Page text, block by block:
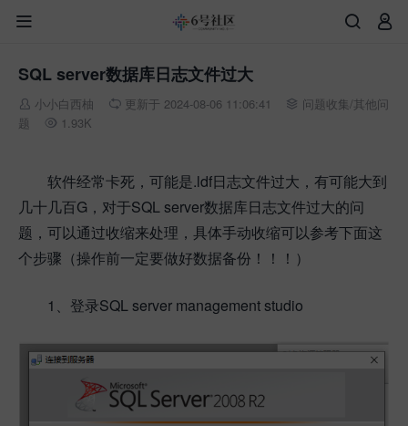



SQL server数据库日志文件过大
 小小白西柚  更新于 2024-08-06 11:06:41  问题收集 /其他问
题
 1.93K
软件经常卡死，可能是.ldf日志文件过大，有可能大到
几十几百G，对于SQL server数据库日志文件过大的问
题，可以通过收缩来处理，具体手动收缩可以参考下面这
个步骤（操作前一定要做好数据备份！！！）
1、登录SQL server management studio